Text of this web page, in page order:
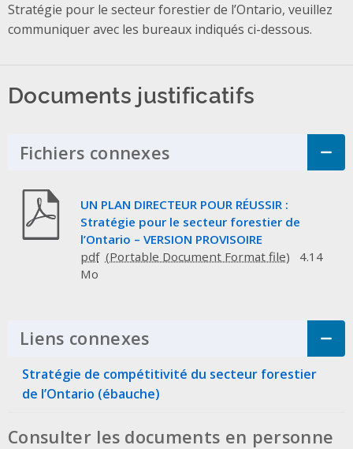
Stratégie pour le secteur forestier de l’Ontario, veuillez
communiquer avec les bureaux indiqués ci-dessous.
Documents justificatifs
Fichiers connexes Click to Expand
UN PLAN DIRECTEUR POUR RÉUSSIR :
Stratégie pour le secteur forestier de
l’Ontario – VERSION PROVISOIRE
pdf
4.14
Mo
Liens connexes Click to Expand
Stratégie de compétitivité du secteur forestier
de l’Ontario (ébauche)
Consulter les documents en personne